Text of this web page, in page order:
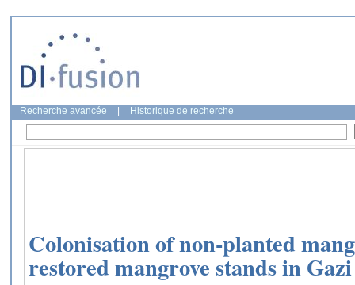
Recherche avancée Historique de recherche
Colonisation of non-planted
restored mangrove stands in